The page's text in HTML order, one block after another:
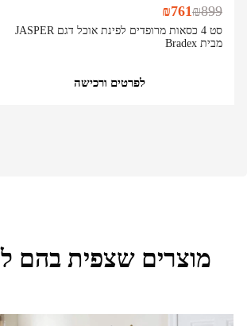
סט 4 כסאות מרופדים לפינת אוכל דגם JASPER
מבית Bradex
₪899
₪761
לפרטים ורכישה
מוצרים שצפית בהם